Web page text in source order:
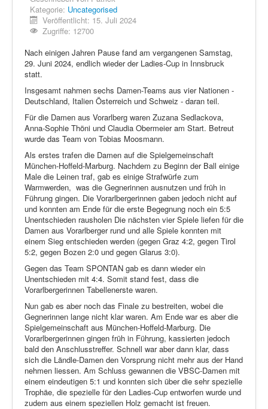
Datenschutz
Kategorie: Uncategorised
Veröffentlicht: 15. Juli 2024
Zugriffe: 12700
Nach einigen Jahren Pause fand am vergangenen Samstag,
29. Juni 2024, endlich wieder der Ladies-Cup in Innsbruck
statt.
Insgesamt nahmen sechs Damen-Teams aus vier Nationen -
Deutschland, Italien Österreich und Schweiz - daran teil.
Für die Damen aus Vorarlberg waren Zuzana Sedlackova,
Anna-Sophie Thöni und Claudia Obermeier am Start. Betreut
wurde das Team von Tobias Moosmann.
Als erstes trafen die Damen auf die Spielgemeinschaft
München-Hoffeld-Marburg. Nachdem zu Beginn der Ball einige
Male die Leinen traf, gab es einige Strafwürfe zum
Warmwerden, was die Gegnerinnen ausnutzen und früh in
Führung gingen. Die Vorarlbergerinnen gaben jedoch nicht auf
und konnten am Ende für die erste Begegnung noch ein 5:5
Unentschieden rausholen Die nächsten vier Spiele liefen für die
Damen aus Vorarlberger rund und alle Spiele konnten mit
einem Sieg entschieden werden (gegen Graz 4:2, gegen Tirol
5:2, gegen Bozen 2:0 und gegen Glarus 3:0).
Gegen das Team SPONTAN gab es dann wieder ein
Unentschieden mit 4:4. Somit stand fest, dass die
Vorarlbergerinnen Tabellenerste waren.
Nun gab es aber noch das Finale zu bestreiten, wobei die
Gegnerinnen lange nicht klar waren. Am Ende war es aber die
Spielgemeinschaft aus München-Hoffeld-Marburg. Die
Vorarlbergerinnen gingen früh in Führung, kassierten jedoch
bald den Anschlusstreffer. Schnell war aber dann klar, dass
sich die Ländle-Damen den Vorsprung nicht mehr aus der Hand
nehmen liessen. Am Schluss gewannen die VBSC-Damen mit
einem eindeutigen 5:1 und konnten sich über die sehr spezielle
Trophäe, die spezielle für den Ladies-Cup entworfen wurde und
zudem aus einem speziellen Holz gemacht ist freuen.